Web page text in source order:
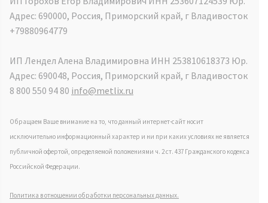
Адрес: 690000, Россия, Приморский край, г Владивосток
+79880964779
ИП Лендел Алена Владимировна ИНН 253810618373 Юр.
Адрес: 690048, Россия, Приморский край, г Владивосток
8 800 550 94 80 info@metlix.ru
Обращаем Ваше внимание на то, что данный интернет-сайт носит
исключительно информационный характер и ни при каких условиях не является
публичной офертой, определяемой положениями ч. 2 ст. 437 Гражданского кодекса
Российской Федерации.
Политика в отношении обработки персональных данных.